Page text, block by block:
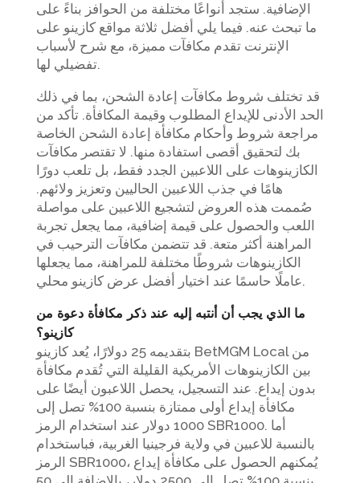
الإضافية. ستجد أنواعًا مختلفة من الحوافز بناءً على
ما تبحث عنه. فيما يلي أفضل ثلاثة مواقع كازينو على
الإنترنت تقدم مكافآت مميزة، مع شرح لأسباب
تفضيلي لها.
قد تختلف شروط مكافآت إعادة الشحن، بما في ذلك
الحد الأدنى للإيداع المطلوب وقيمة المكافأة. تأكد من
مراجعة شروط وأحكام مكافأة إعادة الشحن الخاصة
بك لتحقيق أقصى استفادة منها. لا تقتصر مكافآت
الكازينوهات على اللاعبين الجدد فقط، بل تلعب دورًا
هامًا في جذب اللاعبين الحاليين وتعزيز ولائهم.
صُممت هذه العروض لتشجيع اللاعبين على مواصلة
اللعب والحصول على قيمة إضافية، مما يجعل تجربة
المراهنة أكثر متعة. قد تتضمن مكافآت الترحيب في
الكازينوهات شروطًا مختلفة للمراهنة، مما يجعلها
عاملًا حاسمًا عند اختيار أفضل عرض كازينو محلي.
ما الذي يجب أن أنتبه إليه عند ذكر مكافأة دعوة من
كازينو؟
بتقديمه 25 دولارًا، يُعد كازينو BetMGM Local من
بين الكازينوهات الأمريكية القليلة التي تُقدم مكافأة
بدون إيداع. عند التسجيل، يحصل اللاعبون أيضًا على
مكافأة إيداع أولى ممتازة بنسبة 100% تصل إلى
1000 دولار عند استخدام الرمز SBR1000. أما
بالنسبة للاعبين في ولاية فرجينيا الغربية، فباستخدام
الرمز SBR1000، يُمكنهم الحصول على مكافأة إيداع